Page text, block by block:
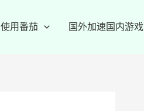
使用番茄 国外加速国内游戏